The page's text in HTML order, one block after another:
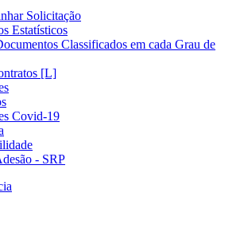
Solicitação
Estatísticos
Classificados em cada Grau de
[L]
Covid-19
- SRP